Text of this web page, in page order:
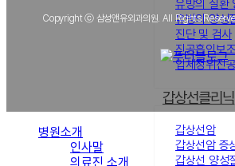
유방의 질환
유방의 양성
진단 및 검사
진공흡인보
입체정위진
갑상선클리닉
갑상선암
갑상선암 증
갑상선 양성
Copyright ⓒ 삼성앤유외과의원. All Rights
병원소개
인사말
의료진 소개